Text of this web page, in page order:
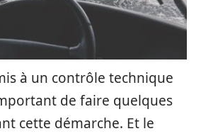
à un contrôle technique
de faire quelques
cette démarche. Et le